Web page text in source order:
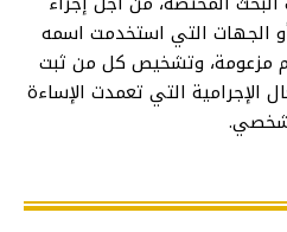
الجهات التي استخدمت اسمه
مزعومة، وتشخيص كل من ثبت
الإجرامية التي تعمدت الإساءة